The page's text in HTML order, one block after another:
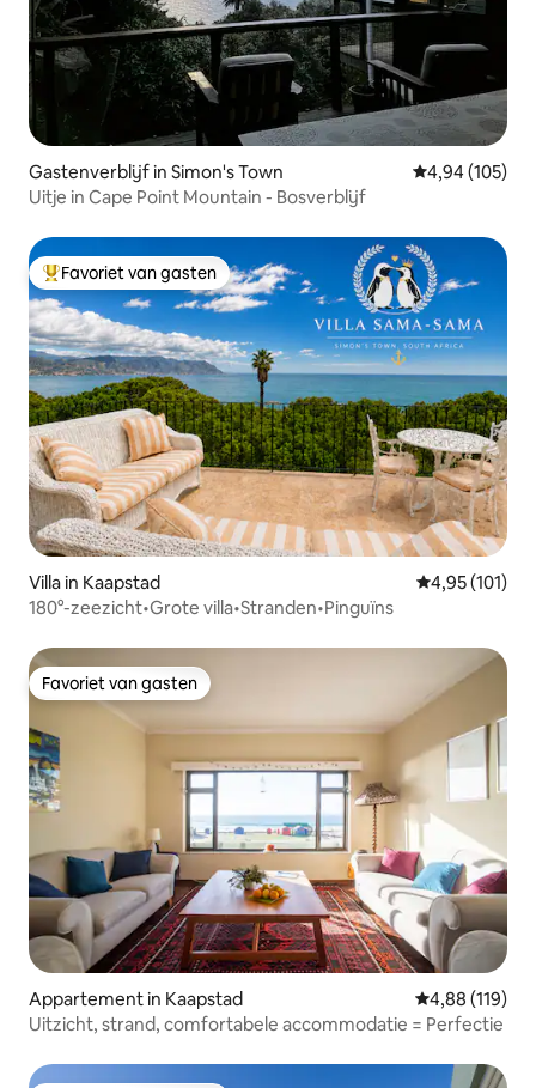
Gastenverblijf in Simon's Town Gemiddelde
4,94 (105)
Uitje in Cape Point Mountain - Bosverblijf
Topfavoriet van gasten
Favoriet van gasten
Villa in Kaapstad Gemiddelde
4,95 (101)
180°-zeezicht•Grote villa•Stranden•Pinguïns
Favoriet van gasten
Favoriet van gasten
Appartement in Kaapstad Gemiddelde
4,88 (119)
Uitzicht, strand, comfortabele accommodatie = Perfectie